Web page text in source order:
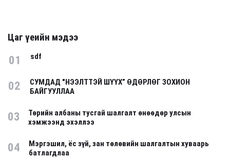
Цаг үеийн мэдээ
01 sdf
02
СУМДАД "НЭЭЛТТЭЙ ШҮҮХ” ӨДӨРЛӨГ ЗОХИОН
БАЙГУУЛЛАА
03
Төрийн албаны тусгай шалгалт өнөөдөр улсын
хэмжээнд эхэллээ
04
Мэргэшил, ёс зүй, зан төлөвийн шалгалтын хуваарь
батлагдлаа